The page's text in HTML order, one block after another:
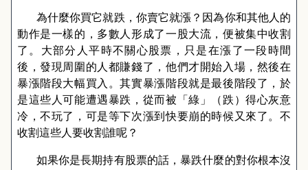
為什麼你買它就跌，你賣它就漲？因為你和其他人的
動作是一樣的，多數人形成了一股大流，便被集中收割
了。大部分人平時不關心股票，只是在漲了一段時間
後，發現周圍的人都賺錢了，他們才開始入場，然後在
暴漲階段大幅買入。其實暴漲階段就是最後階段了，於
是這些人可能遭遇暴跌，從而被「綠」（跌）得心灰意
冷，不玩了，可是等下次漲到快要崩的時候又來了。不
收割這些人要收割誰呢？
如果你是長期持有股票的話，暴跌什麼的對你根本沒